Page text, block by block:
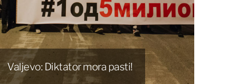
Valjevo: Diktator mora pasti!